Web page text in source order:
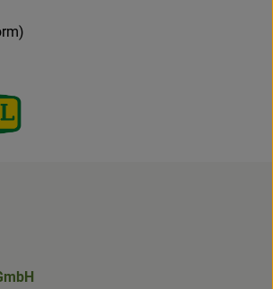
https://www.bioland.de/verbraucher
zu https://www.facebook.com/
Link zu https://www.instagram.com/